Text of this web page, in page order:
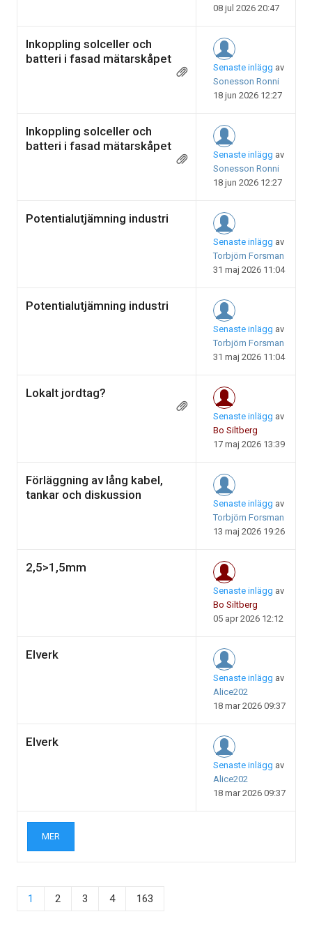
MER
08 jul 2026 20:47
Inkoppling solceller och
batteri i fasad mätarskåpet
Senaste inlägg av
Sonesson Ronni
18 jun 2026 12:27
Inkoppling solceller och
batteri i fasad mätarskåpet
Senaste inlägg av
Sonesson Ronni
18 jun 2026 12:27
Potentialutjämning industri
Senaste inlägg av
Torbjörn Forsman
31 maj 2026 11:04
Potentialutjämning industri
Senaste inlägg av
Torbjörn Forsman
31 maj 2026 11:04
Lokalt jordtag?
Senaste inlägg av
Bo Siltberg
17 maj 2026 13:39
Förläggning av lång kabel,
tankar och diskussion
Senaste inlägg av
Torbjörn Forsman
13 maj 2026 19:26
2,5>1,5mm
Senaste inlägg av
Bo Siltberg
05 apr 2026 12:12
Elverk
Senaste inlägg av
Alice202
18 mar 2026 09:37
Elverk
Senaste inlägg av
Alice202
18 mar 2026 09:37
1 2 3 4 163